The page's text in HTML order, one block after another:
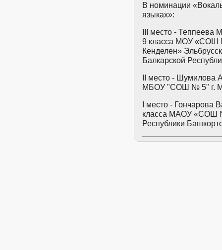
В номинации
языках»:
III место - Теппеева
9 класса МОУ «СОШ
Кенделен»
Балкарской
II место - Шумилова
МБОУ "СОШ № 5" г.
I место - Гончарова
класса МАОУ «СОШ
Республики